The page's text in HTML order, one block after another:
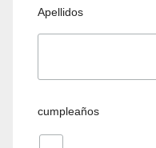
Apellidos
cumpleaños